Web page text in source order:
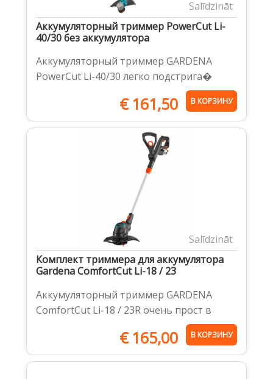
Salīdzināt
Аккумуляторный триммер PowerCut Li-
40/30 без аккумулятора
Аккумуляторный триммер GARDENA
PowerCut Li-40/30 легко подстрига�
€161,50 В КОРЗИНУ
Salīdzināt
Комплект триммера для аккумулятора
Gardena ComfortCut Li-18 / 23
Аккумуляторный триммер GARDENA
ComfortCut Li-18 / 23R очень прост в
€165,00 В КОРЗИНУ